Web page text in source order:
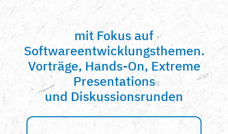
mit Fokus auf
Softwareentwicklungsthemen.
Vorträge, Hands-On, Extreme
Presentations
und Diskussionsrunden